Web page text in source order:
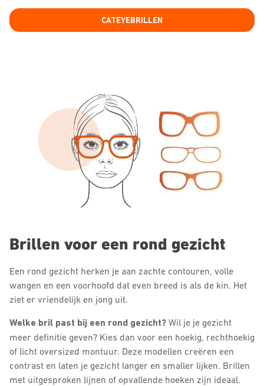
CATEYEBRILLEN
Brillen voor een rond gezicht
Een rond gezicht herken je aan zachte contouren, volle
wangen en een voorhoofd dat even breed is als de kin. Het
ziet er vriendelijk en jong uit.
Welke bril past bij een rond gezicht? Wil je je gezicht
meer definitie geven? Kies dan voor een hoekig, rechthoekig
of licht oversized montuur. Deze modellen creëren een
contrast en laten je gezicht langer en smaller lijken. Brillen
met uitgesproken lijnen of opvallende hoeken zijn ideaal.